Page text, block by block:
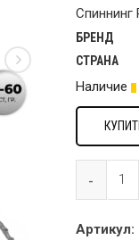
Спиннинг
БРЕНД
СТРАНА
Наличие
Артикул: